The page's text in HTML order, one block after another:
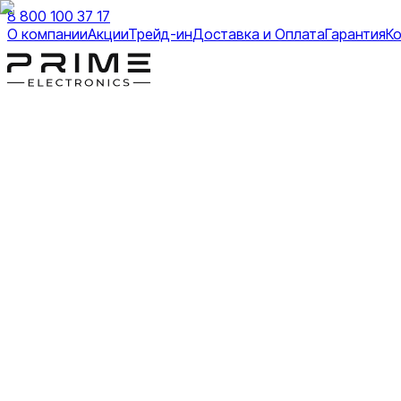
8 800 100 37 17
О компанииАкцииТрейд-инДоставка и ОплатаГарантия